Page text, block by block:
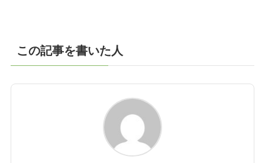
この記事を書いた人